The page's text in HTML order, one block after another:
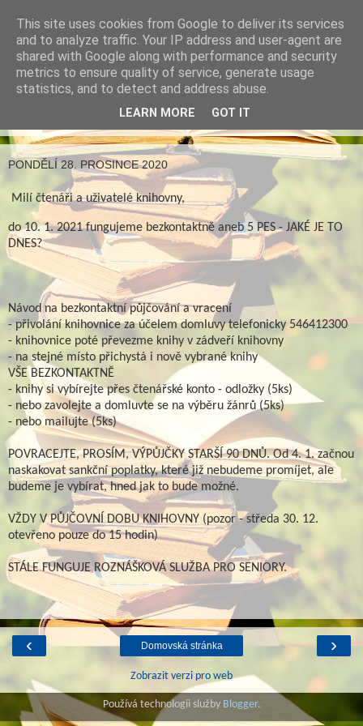
Městská knihovna v
Rosicích
PONDĚLÍ 28. PROSINCE 2020
Milí čtenáři a uživatelé knihovny,
do 10. 1. 2021 fungujeme bezkontaktně aneb 5 PES - JAKÉ JE TO
DNES?
Návod na bezkontaktní půjčování a vracení
- přivolání knihovnice za účelem domluvy telefonicky 546412300
- knihovnice poté převezme knihy v zádveří knihovny
- na stejné místo přichystá i nově vybrané knihy
VŠE BEZKONTAKTNĚ
- knihy si vybírejte přes čtenářské konto - odložky (5ks)
- nebo zavolejte a domluvte se na výběru žánrů (5ks)
- nebo mailujte (5ks)
POVRACEJTE, PROSÍM, VÝPŮJČKY STARŠÍ 90 DNŮ. Od 4. 1. začnou
naskakovat sankční poplatky, které již nebudeme promíjet, ale
budeme je vybírat, hned jak to bude možné.
VŽDY V PŮJČOVNÍ DOBU KNIHOVNY (pozor - středa 30. 12.
otevřeno pouze do 15 hodin)
STÁLE FUNGUJE ROZNÁŠKOVÁ SLUŽBA PRO SENIORY.
‹ ›
Domovská stránka
Zobrazit verzi pro web
Používá technologii služby Blogger.
This site uses cookies from Google to deliver its services
and to analyze traffic. Your IP address and user-agent are
shared with Google along with performance and security
metrics to ensure quality of service, generate usage
statistics, and to detect and address abuse.
LEARN MORE GOT IT